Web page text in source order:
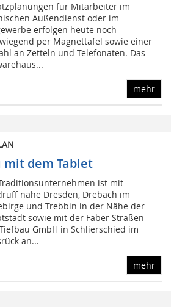
für Mitarbeiter im
Außendienst oder im
erfolgen heute noch
per Magnettafel sowie einer
an Zetteln und Telefonaten. Das
mehr
mit dem Tablet
ist mit
nahe Dresden, Drebach im
und Trebbin in der Nähe der
sowie mit der Faber Straßen-
GmbH in Schlierschied im
an...
mehr